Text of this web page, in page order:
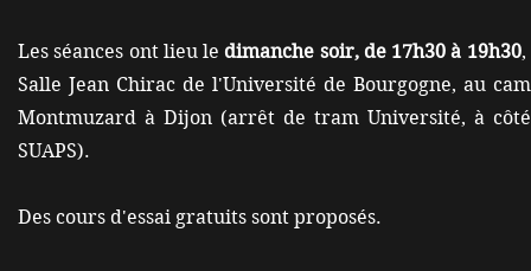
Les séances ont lieu le dimanche soir, de 17h30 à 19h30,
Salle Jean Chirac de l'Université de Bourgogne, au
Montmuzard à Dijon (arrêt de tram Université, à
SUAPS).
Des cours d'essai gratuits sont proposés.